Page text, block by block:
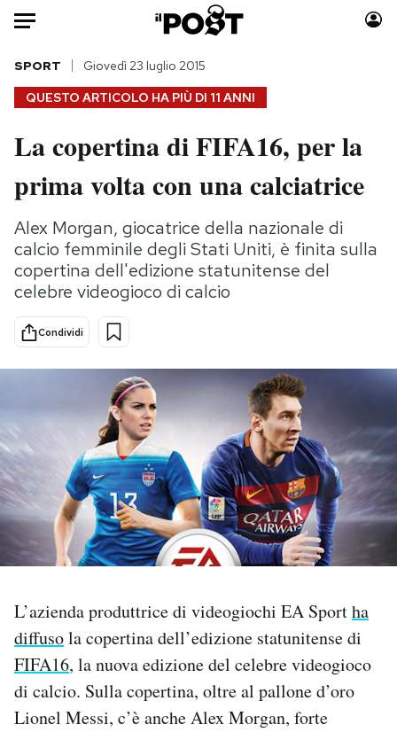
Auto
HOME
Italia
Politica
Tecnologia
Internet
Scienza
Cultura
Economia
Moda
Consumismi
Storie/Idee
Ok Boomer!
Media
Europa
PODCAST
NEWSLETTER
I MIEI PREFERITI
SHOP
CALENDARIO
AREA PERSONALE
QUESTO ARTICOLO HA PIÙ DI 11 ANNI
SPORT Giovedì 23 luglio 2015
La copertina di FIFA16, per la
prima volta con una calciatrice
Alex Morgan, giocatrice della nazionale di
calcio femminile degli Stati Uniti, è finita sulla
copertina dell'edizione statunitense del
celebre videogioco di calcio
Condividi
L’azienda produttrice di videogiochi EA Sportha
diffusola copertina dell’edizione statunitense di
FIFA16, la nuova edizione del celebre videogioco
di calcio. Sulla copertina, oltre al pallone d’oro
Lionel Messi, c’è anche Alex Morgan, forte